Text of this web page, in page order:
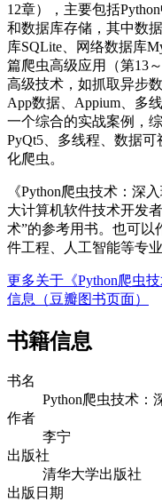
12章），主要包括
和数据库存储，其中数
库SQLite、网络数据库
篇爬虫高级应用（第13
高级技术，如抓取异步
App数据、Appium、多
一个综合的实战案例，
PyQt5、多线程、数据
化爬虫。
《Python爬虫技术：深
大计算机软件技术开发
术”的参考用书。也可以
件工程、人工智能等专
更多关于《Python爬虫
信息（豆瓣图书页面）
书籍信息
书名
Python爬虫技术：
作者
李宁
出版社
清华大学出版社
出版日期